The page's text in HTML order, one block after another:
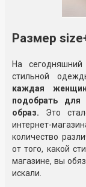
Размер
На
стильной
каждая
подобрать
образ. Это
интернет-
количество
от того, какой
магазине, вы
искали.